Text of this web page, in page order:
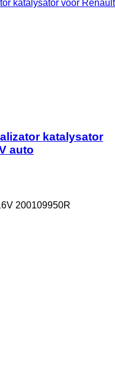
katalysator
auto
200109950R